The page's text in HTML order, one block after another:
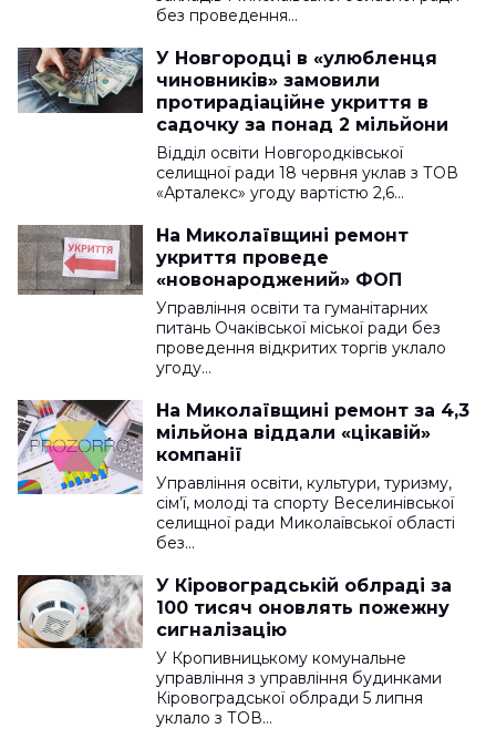
без проведення…
У Новгородці в «улюбленця
чиновників» замовили
протирадіаційне укриття в
садочку за понад 2 мільйони
Відділ освіти Новгородківської
селищної ради 18 червня уклав з ТОВ
«Арталекс» угоду вартістю 2,6…
На Миколаївщині ремонт
укриття проведе
«новонароджений» ФОП
Управління освіти та гуманітарних
питань Очаківської міської ради без
проведення відкритих торгів уклало
угоду…
На Миколаївщині ремонт за 4,3
мільйона віддали «цікавій»
компанії
Управління освіти, культури, туризму,
сім’ї, молоді та спорту Веселинівської
селищної ради Миколаївської області
без…
У Кіровоградській облраді за
100 тисяч оновлять пожежну
сигналізацію
У Кропивницькому комунальне
управління з управління будинками
Кіровоградської облради 5 липня
уклало з ТОВ…